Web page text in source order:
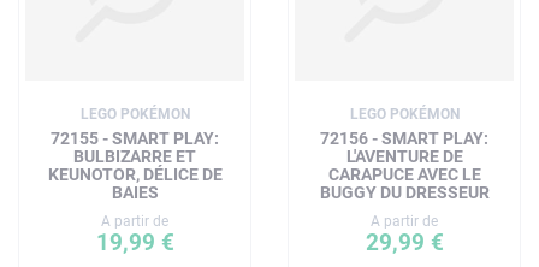
LEGO POKÉMON
72155 - SMART PLAY:
BULBIZARRE ET
KEUNOTOR, DÉLICE DE
BAIES
A partir de
19,99 €
LEGO POKÉMON
72156 - SMART PLAY:
L'AVENTURE DE
CARAPUCE AVEC LE
BUGGY DU DRESSEUR
A partir de
29,99 €